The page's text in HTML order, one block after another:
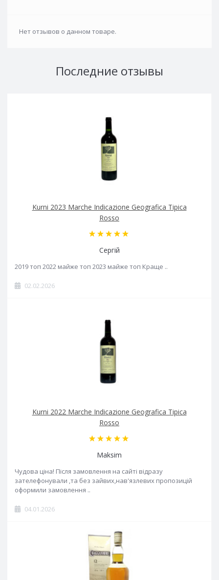
Нет отзывов о данном товаре.
Последние отзывы
Kurni 2023 Marche Indicazione Geografica Tipica
Rosso
Сергій
2019 топ 2022 майже топ 2023 майже топ Краще ..
02.02.2026
Kurni 2022 Marche Indicazione Geografica Tipica
Rosso
Maksim
Чудова ціна! Після замовлення на сайті відразу
зателефонували ,та без зайвих,нав'язлевих пропозицій
оформили замовлення ..
04.01.2026